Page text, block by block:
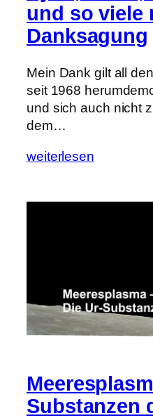
und so viele
Danksagung
Mein Dank gilt all
seit 1968
und sich auch nicht
dem…
weiterlesen
Substanzen